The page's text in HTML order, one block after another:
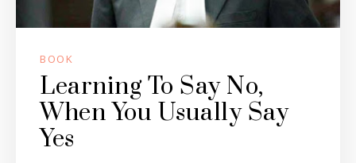
BOOK
Learning To Say No,
When You Usually Say
Yes